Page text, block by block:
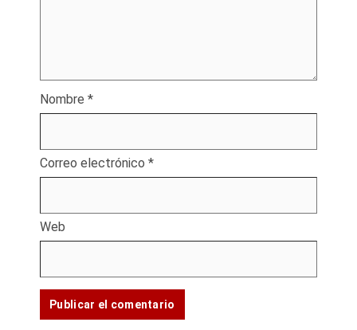
Nombre *
Correo electrónico *
Web